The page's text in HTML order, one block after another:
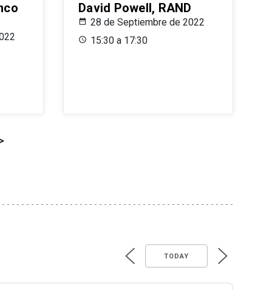
David Powell, RAND
28 de Septiembre de 2022
15:30 a 17:30
TODAY